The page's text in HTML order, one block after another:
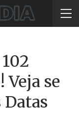
Veja se
Datas